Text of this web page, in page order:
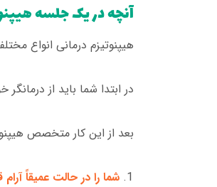
آنچه در یک جلسه
هیپنوتیزم درمانی انواع
در ابتدا شما باید از
بعد از این کار متخصص
شما را در حالت عمیقاً آرام